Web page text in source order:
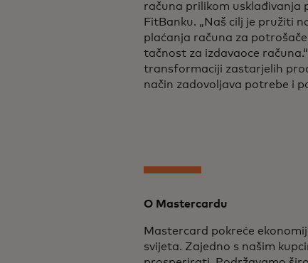
računa prilikom usklađivanja
FitBanku. „Naš cilj je pružiti
plaćanja računa za
tačnost za izdavaoce
transformaciji zastarjelih
način zadovoljava potrebe i
O Mastercardu
Mastercard pokreće
svijeta. Zajedno s našim